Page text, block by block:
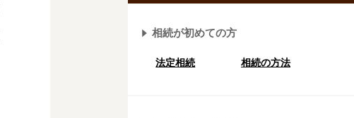
相続が初めての方
法定相続 相続の方法